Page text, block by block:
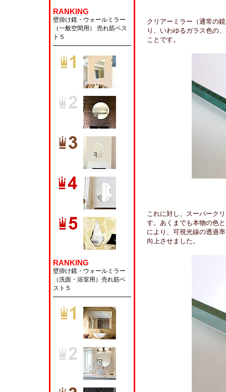
RANKING
壁掛け鏡・ウォールミラー
（一般空間用） 売れ筋ベス
ト５
RANKING
壁掛け鏡・ウォールミラー
（洗面・浴室用） 売れ筋ベ
スト５
クリアーミラー（通常の
り、いわゆるガラス色の
ことです。
これに対し、スーパーク
す。あくまでも本物の色
により、可視光線の透過
向上させました。